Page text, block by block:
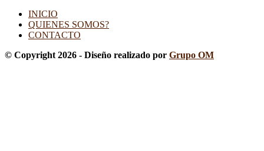
INICIO
QUIENES SOMOS?
CONTACTO
© Copyright 2026 - Diseño realizado por Grupo OM